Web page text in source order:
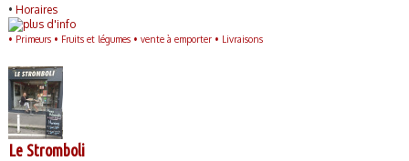
• Horaires
• Primeurs • Fruits et légumes • vente à emporter • Livraisons
Le Stromboli